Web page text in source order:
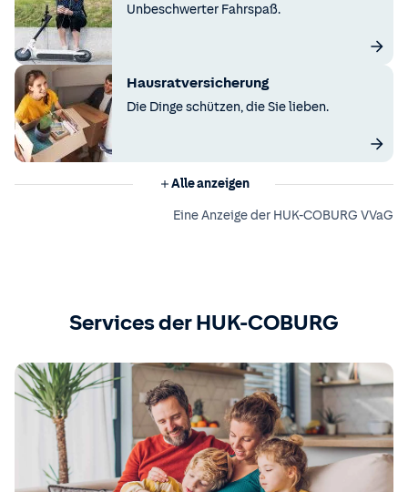
Unbeschwerter Fahrspaß.
Hausratversicherung
Die Dinge schützen, die Sie lieben.
Alle anzeigen
Eine Anzeige der HUK-COBURG VVaG
Services der HUK-COBURG